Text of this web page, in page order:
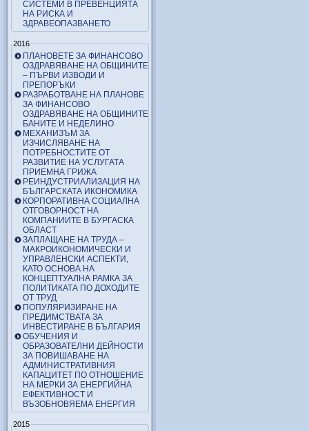
СИСТЕМИ В ПРЕВЕНЦИЯТА
НА РИСКА И
ЗДРАВЕОПАЗВАНЕТО
2016
ПЛАНОВЕТЕ ЗА ФИНАНСОВО
ОЗДРАВЯВАНЕ НА ОБЩИНИТЕ
– ПЪРВИ ИЗВОДИ И
ПРЕПОРЪКИ
РАЗРАБОТВАНЕ НА ПЛАНОВЕ
ЗА ФИНАНСОВО
ОЗДРАВЯВАНЕ НА ОБЩИНИТЕ
БАНИТЕ И НЕДЕЛИНО
МЕХАНИЗЪМ ЗА
ИЗЧИСЛЯВАНЕ НА
ПОТРЕБНОСТИТЕ ОТ
РАЗВИТИЕ НА УСЛУГАТА
ПРИЕМНА ГРИЖА
РЕИНДУСТРИАЛИЗАЦИЯ НА
БЪЛГАРСКАТА ИКОНОМИКА
КОРПОРАТИВНА СОЦИАЛНА
ОТГОВОРНОСТ НА
КОМПАНИИТЕ В БУРГАСКА
ОБЛАСТ
ЗАПЛАЩАНЕ НА ТРУДА –
МАКРОИКОНОМИЧЕСКИ И
УПРАВЛЕНСКИ АСПЕКТИ,
КАТО ОСНОВА НА
КОНЦЕПТУАЛНА РАМКА ЗА
ПОЛИТИКАТА ПО ДОХОДИТЕ
ОТ ТРУД
ПОПУЛЯРИЗИРАНЕ НА
ПРЕДИМСТВАТА ЗА
ИНВЕСТИРАНЕ В БЪЛГАРИЯ
ОБУЧЕНИЯ И
ОБРАЗОВАТЕЛНИ ДЕЙНОСТИ
ЗА ПОВИШАВАНЕ НА
АДМИНИСТРАТИВНИЯ
КАПАЦИТЕТ ПО ОТНОШЕНИЕ
НА МЕРКИ ЗА ЕНЕРГИЙНА
ЕФЕКТИВНОСТ И
ВЪЗОБНОВЯЕМА ЕНЕРГИЯ
2015